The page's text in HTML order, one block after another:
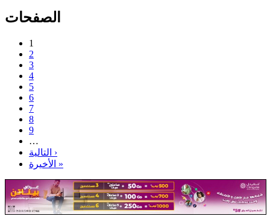
الصفحات
1
2
3
4
5
6
7
8
9
…
التالية ›
الأخيرة »